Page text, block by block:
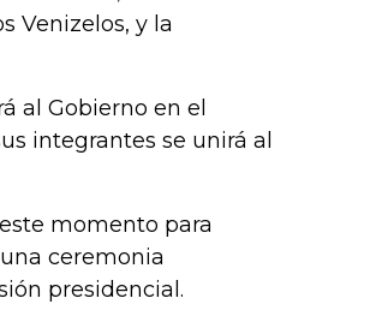
Venizelos, y la
al Gobierno en el
integrantes se unirá al
momento para
ceremonia
presidencial.